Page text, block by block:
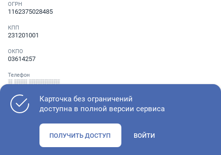
ОГРН
1162375028485
КПП
231201001
ОКПО
03614257
Телефон
░ ░░░ ░░░░░░░
Проверьте учредительные документы, адрес регистрации и
Карточка без ограничений
доступна в полной версии сервиса
ПОЛУЧИТЬ ДОСТУП ВОЙТИ